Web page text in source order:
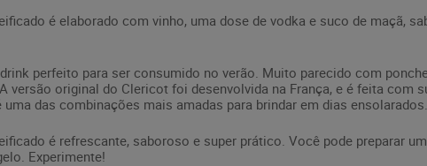
é elaborado com vinho, uma dose de vodka e suco de maçã,
perfeito para ser consumido no verão. Muito parecido com
versão original do Clericot foi desenvolvida na França, e é feita com
das combinações mais amadas para brindar em dias ensolarados.
é refrescante, saboroso e super prático. Você pode preparar
Experimente!